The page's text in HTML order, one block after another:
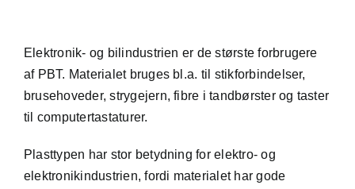
Elektronik- og bilindustrien er de største forbrugere
af PBT. Materialet bruges bl.a. til stikforbindelser,
brusehoveder, strygejern, fibre i tandbørster og taster
til computertastaturer.
Plasttypen har stor betydning for elektro- og
elektronikindustrien, fordi materialet har gode